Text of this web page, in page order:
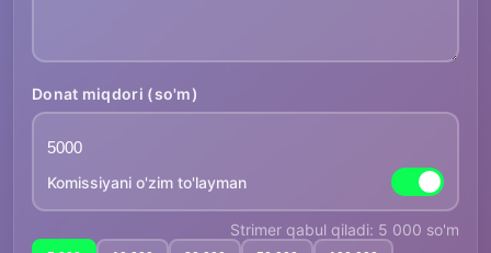
Donat miqdori (so'm)
Komissiyani o'zim to'layman
Strimer qabul qiladi: 5 000 so'm